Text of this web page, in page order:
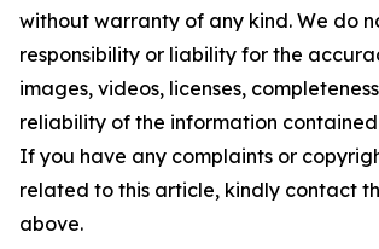
without warranty of any kind. We do
responsibility or liability for the
images, videos, licenses,
reliability of the information
If you have any complaints or
related to this article, kindly contact
above.